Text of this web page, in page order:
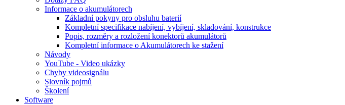
Informace o akumulátorech
Základní pokyny pro obsluhu baterií
Kompletní specifikace nabíjení, vybíjení, skladování, konstrukce
Popis, rozměry a rozložení konektorů akumulátorů
Kompletní informace o Akumulátorech ke stažení
Návody
YouTube - Video ukázky
Chyby videosignálu
Slovník pojmů
Školení
Software